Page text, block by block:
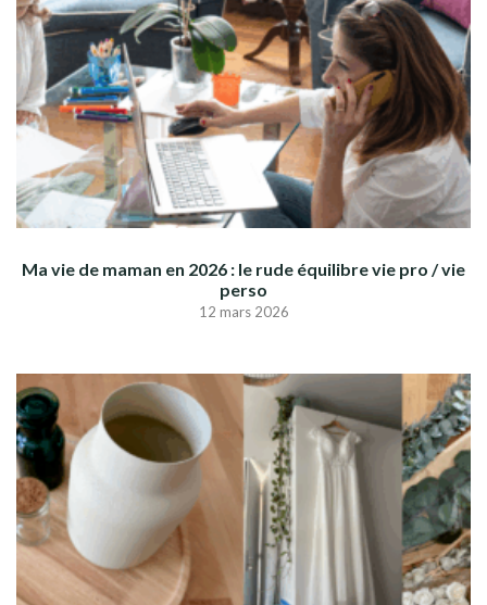
Ma vie de maman en 2026 : le rude équilibre vie pro / vie
perso
12 mars 2026